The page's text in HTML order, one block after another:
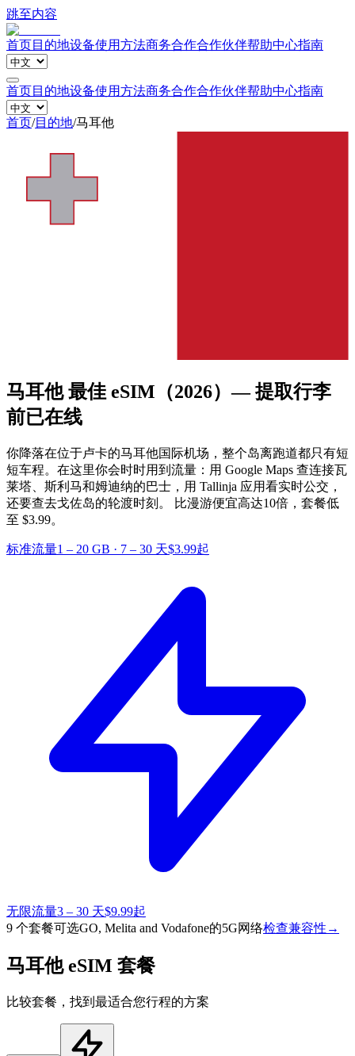
跳至内容
首页目的地设备使用方法商务合作合作伙伴帮助中心指南
首页目的地设备使用方法商务合作合作伙伴帮助中心指南
首页/目的地/马耳他
马耳他 最佳 eSIM （2026）— 提取行李
前已在线
你降落在位于卢卡的马耳他国际机场，整个岛离跑道都只有短
短车程。在这里你会时时用到流量：用 Google Maps 查连接瓦
莱塔、斯利马和姆迪纳的巴士，用 Tallinja 应用看实时公交，
还要查去戈佐岛的轮渡时刻。
比漫游便宜高达10倍，套餐低
至 $3.99。
标准流量1 – 20 GB · 7 – 30 天$3.99起
无限流量3 – 30 天$9.99起
9 个套餐可选GO, Melita and Vodafone的5G网络检查兼容性 →
马耳他 eSIM 套餐
比较套餐，找到最适合您行程的方案